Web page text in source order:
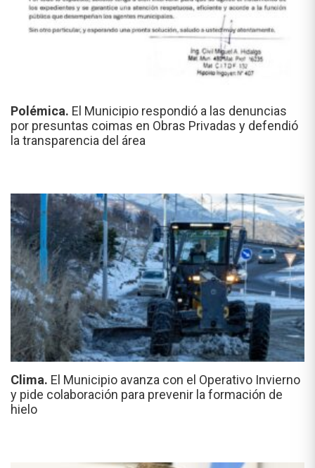
Polémica. El Municipio respondió a las denuncias
por presuntas coimas en Obras Privadas y defendió
la transparencia del área
Clima. El Municipio avanza con el Operativo Invierno
y pide colaboración para prevenir la formación de
hielo